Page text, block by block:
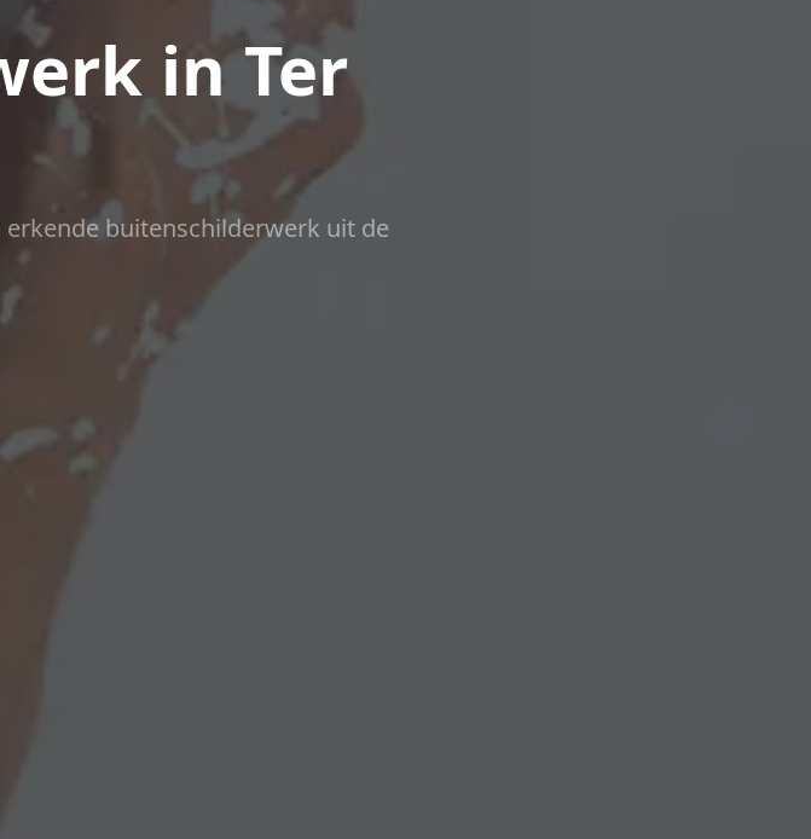
in Ter
buitenschilderwerk uit de